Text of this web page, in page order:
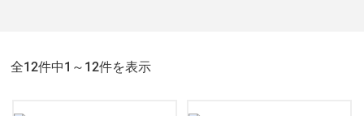
全12件中1～12件を表示